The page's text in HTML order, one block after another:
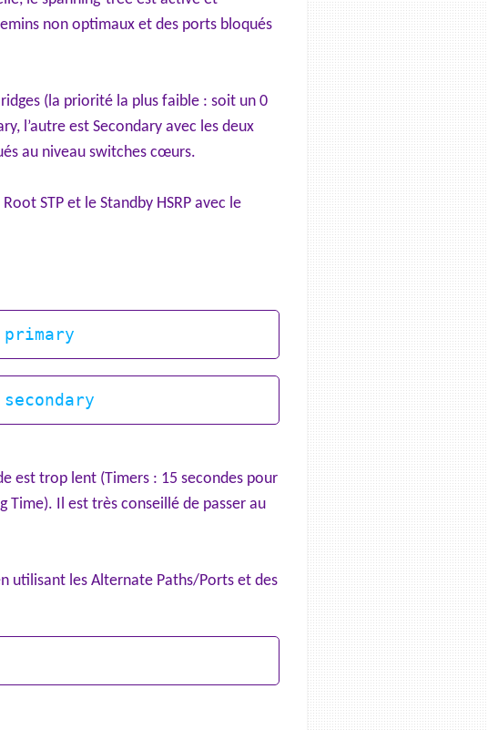
non optimaux et des ports bloqués
(la priorité la plus faible : soit un 0
l’autre est Secondary avec les deux
au niveau switches cœurs.
STP et le Standby HSRP avec le
est trop lent (Timers : 15 secondes pour
Time). Il est très conseillé de passer au
utilisant les Alternate Paths/Ports et des